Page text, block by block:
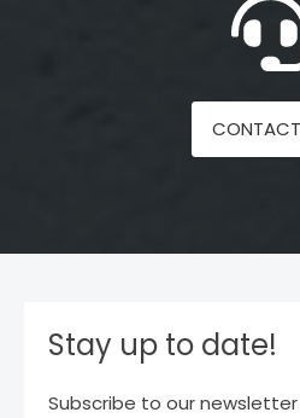
Stay up to date!
Subscribe to our